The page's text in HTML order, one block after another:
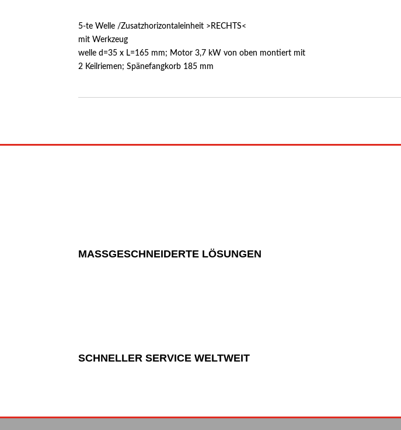
5-te Welle /Zusatzhorizontaleinheit >RECHTS<
mit Werkzeug
welle d=35 x L=165 mm; Motor 3,7 kW von oben montiert mit
2 Keilriemen; Spänefangkorb 185 mm
MASSGESCHNEIDERTE LÖSUNGEN
SCHNELLER SERVICE WELTWEIT